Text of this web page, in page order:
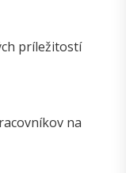
príležitostí
na